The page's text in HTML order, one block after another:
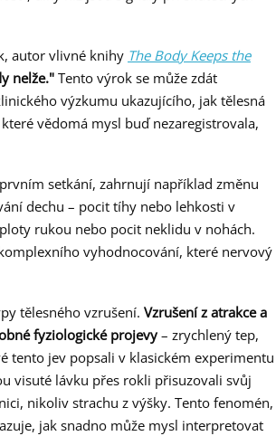
autor vlivné knihy The Body Keeps the
nelže."Tento výrok se může zdát
výzkumu ukazujícího, jak tělesná
vědomá mysl buď nezaregistrovala,
setkání, zahrnují například změnu
dechu – pocit tíhy nebo lehkosti v
rukou nebo pocit neklidu v nohách.
vyhodnocování, které nervový
tělesného vzrušení. Vzrušení z atrakce a
fyziologické projevy– zrychlený tep,
tento jev popsali v klasickém experimentu
visuté lávku přes rokli přisuzovali svůj
nikoliv strachu z výšky. Tento fenomén,
jak snadno může mysl interpretovat